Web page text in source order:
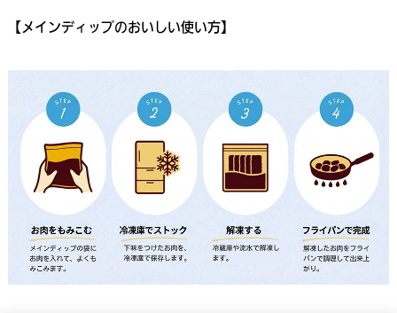
【メインディップのおいしい使い方】